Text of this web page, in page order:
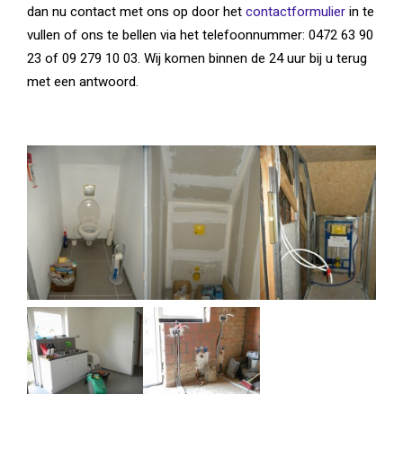
dan nu contact met ons op door hetcontactformulierin te
vullen of ons te bellen via het telefoonnummer: 0472 63 90
23 of 09 279 10 03. Wij komen binnen de 24 uur bij u terug
met een antwoord.